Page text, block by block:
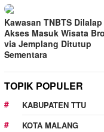
Kawasan TNBTS
Akses Masuk Wisata
via Jemplang Ditutup
Sementara
TOPIK POPULER
KABUPATEN TTU
KOTA MALANG